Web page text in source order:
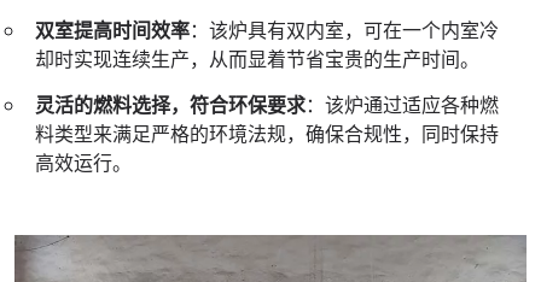
双室提高时间效率：该炉具有双内室，可在一个内室冷
却时实现连续生产，从而显着节省宝贵的生产时间。
灵活的燃料选择，符合环保要求：该炉通过适应各种燃
料类型来满足严格的环境法规，确保合规性，同时保持
高效运行。